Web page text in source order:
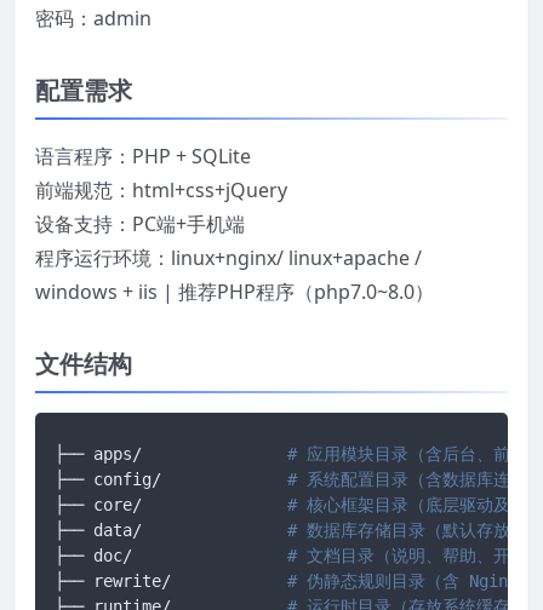
密码：admin
配置需求
语言程序：PHP + SQLite
前端规范：html+css+jQuery
设备支持：PC端+手机端
程序运行环境：linux+nginx/ linux+apache /
windows + iis | 推荐PHP程序（php7.0~8.0）
文件结构
# 应用模块目录（含后台、前台
# 系统配置目录（含数据库连接
# 核心框架目录（底层驱动及框
# 数据库存储目录（默认存放
# 文档目录（说明、帮助、开发
# 伪静态规则目录（含 Nginx/